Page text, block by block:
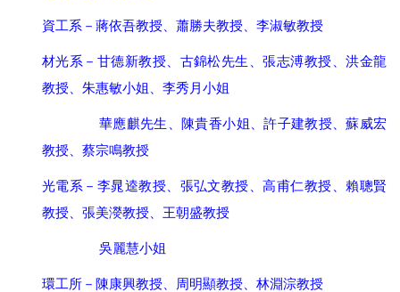
資工系－蔣依吾教授、蕭勝夫教授、 李淑敏教授
材光系－甘德新教授、古錦松先生、張志溥教授、洪金龍
教授、朱惠敏小姐、李秀月小姐
華應麒先生、陳貴香小姐、許子建教授、蘇威宏
教授、蔡宗鳴教授
光電系－李晁逵教授、張弘文教授、高甫仁教授、賴聰賢
教授、張美濙教授、 王朝盛教授
吳麗慧小姐
環工所－陳康興教授、周明顯教授、林淵淙教授